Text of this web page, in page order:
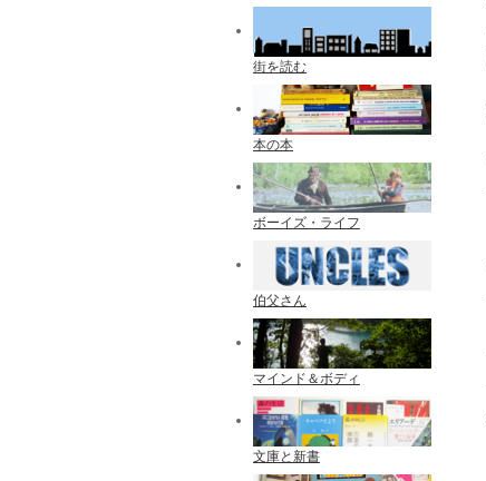
街を読む
本の本
ボーイズ・ライフ
伯父さん
マインド＆ボディ
文庫と新書